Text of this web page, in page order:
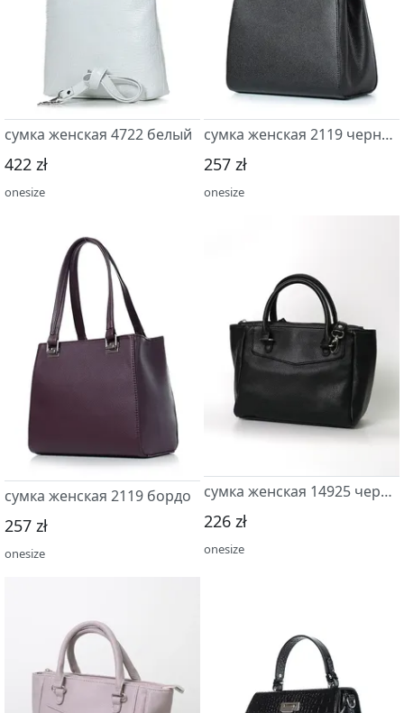
сумка женская 4722 белый
422 zł
onesize
сумка женская 2119 черный
257 zł
onesize
сумка женская 2119 бордо
257 zł
onesize
сумка женская 14925 черный
226 zł
onesize